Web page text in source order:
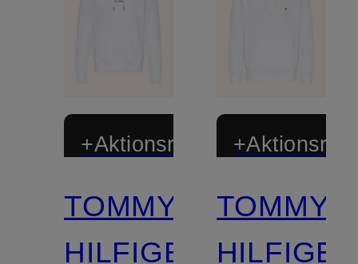
+Aktionsrabatt
TOMMY
HILFIGER
TOMMY